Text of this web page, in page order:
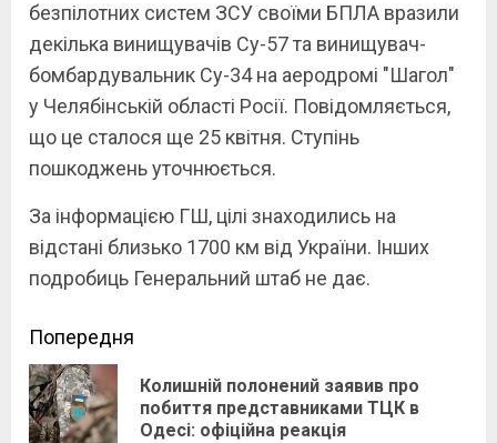
безпілотних систем ЗСУ своїми БПЛА вразили
декілька винищувачів Су-57 та винищувач-
бомбардувальник Су-34 на аеродромі "Шагол"
у Челябінській області Росії. Повідомляється,
що це сталося ще 25 квітня. Ступінь
пошкоджень уточнюється.
За інформацією ГШ, цілі знаходились на
відстані близько 1700 км від України. Інших
подробиць Генеральний штаб не дає.
Continue
Reading
Попередня
Колишній полонений заявив про
побиття представниками ТЦК в
Одесі: офіційна реакція